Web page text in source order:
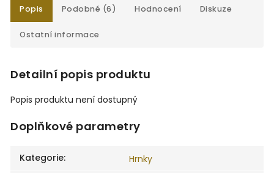
Popis Podobné (6) Hodnocení Diskuze
Ostatní informace
Detailní popis produktu
Popis produktu není dostupný
Doplňkové parametry
Kategorie: Hrnky